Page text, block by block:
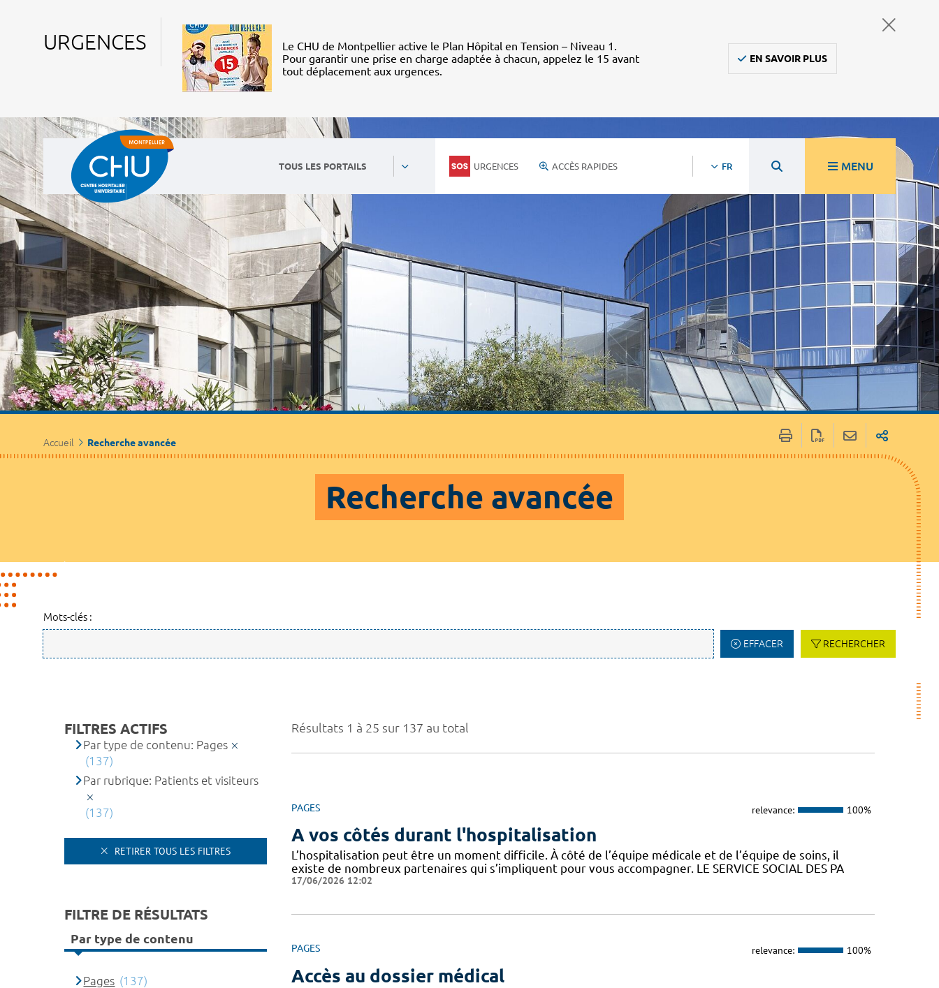
URGENCES
Le CHU de Montpellier active le Plan Hôpital en Tension – Niveau 1.
Pour garantir une prise en charge adaptée à chacun, appelez le 15 avant
tout déplacement aux urgences.
EN SAVOIR PLUS
TOUS LES PORTAILS URGENCES ACCÈS RAPIDES FR MENU
Accueil Recherche avancée
Recherche avancée
Mots-clés :
EFFACER RECHERCHER
Résultats 1 à 25 sur 137 au total
PAGES relevance: 100%
A vos côtés durant l'hospitalisation
L’hospitalisation peut être un moment difficile. À côté de l’équipe médicale et de l’équipe de soins, il
existe de nombreux partenaires qui s’impliquent pour vous accompagner. LE SERVICE SOCIAL DES PA
17/06/2026 12:02
PAGES relevance: 100%
Accès au dossier médical
FILTRES ACTIFS
Par type de contenu: Pages
(137)
Par rubrique: Patients et visiteurs
(137)
RETIRER TOUS LES FILTRES
FILTRE DE RÉSULTATS
Par type de contenu
Pages (137)